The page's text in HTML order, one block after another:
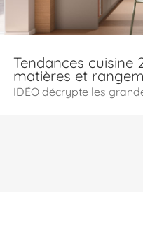
Tendances cuisine
matières et
IDÉO décrypte les